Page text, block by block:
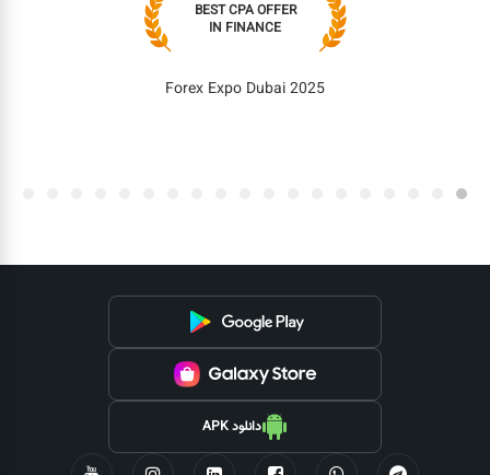
BEST CPA OFFER
IN FINANCE
Forex Expo Dubai 2025
دانلود APK